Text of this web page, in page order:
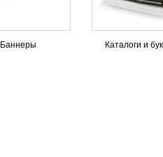
Баннеры Каталоги и